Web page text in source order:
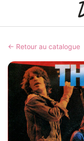
← Retour au catalogue